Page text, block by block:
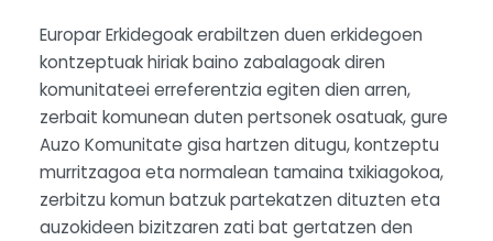
Europar Erkidegoak erabiltzen duen erkidegoen
kontzeptuak hiriak baino zabalagoak diren
komunitateei erreferentzia egiten dien arren,
zerbait komunean duten pertsonek osatuak, gure
Auzo Komunitate gisa hartzen ditugu, kontzeptu
murritzagoa eta normalean tamaina txikiagokoa,
zerbitzu komun batzuk partekatzen dituzten eta
auzokideen bizitzaren zati bat gertatzen den